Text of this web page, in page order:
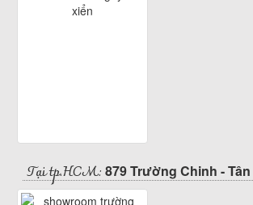
Tại tp.HCM: 879 Trường Chinh -